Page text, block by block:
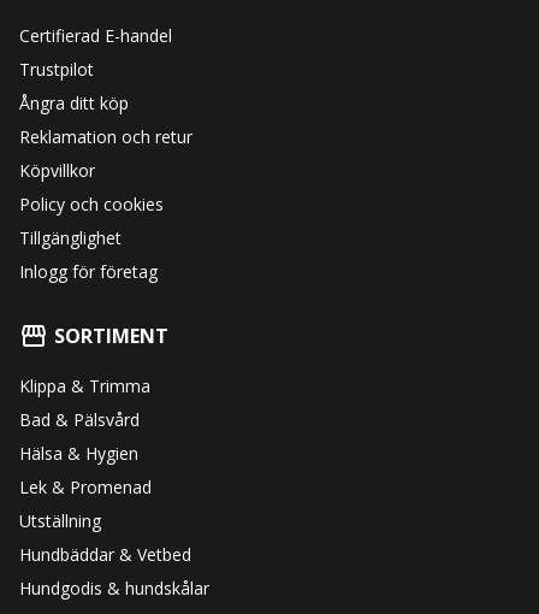
Certifierad E-handel
Trustpilot
Ångra ditt köp
Reklamation och retur
Köpvillkor
Policy och cookies
Tillgänglighet
Inlogg för företag
SORTIMENT
Klippa & Trimma
Bad & Pälsvård
Hälsa & Hygien
Lek & Promenad
Utställning
Hundbäddar & Vetbed
Hundgodis & hundskålar